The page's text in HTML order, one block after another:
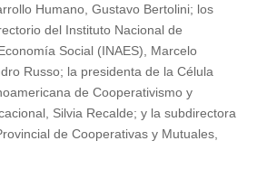
Humano, Gustavo Bertolini; los
del Instituto Nacional de
Social (INAES), Marcelo
Russo; la presidenta de la Célula
de Cooperativismo y
Silvia Recalde; y la subdirectora
de Cooperativas y Mutuales,